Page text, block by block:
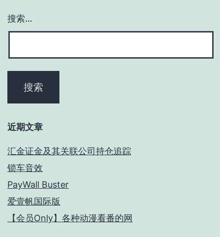
搜索…
近期文章
汇金证金及其关联公司持仓追踪
锁车音效
PayWall Buster
爱壹帆国际版
【会员Only】各种动漫看番的网